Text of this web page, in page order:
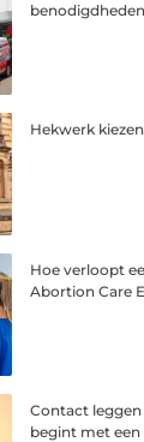
Hekwerk
Hoe verloopt
Abortion Care
Contact
begint met